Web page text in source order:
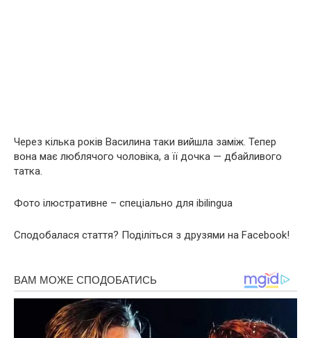
Через кілька років Василина таки вийшла заміж. Тепер
вона має люблячого чоловіка, а її дочка — дбайливого
татка.
Фото ілюстративне – спеціально для ibilingua
Сподобалася стаття? Поділіться з друзями на Facebook!